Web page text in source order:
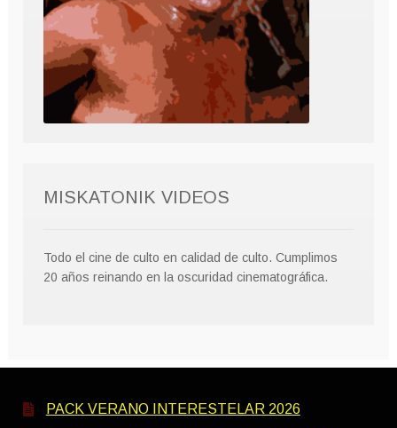
MISKATONIK VIDEOS
Todo el cine de culto en calidad de culto. Cumplimos
20 años reinando en la oscuridad cinematográfica.
PACK VERANO INTERESTELAR 2026